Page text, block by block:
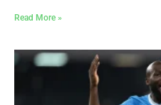
Read More »